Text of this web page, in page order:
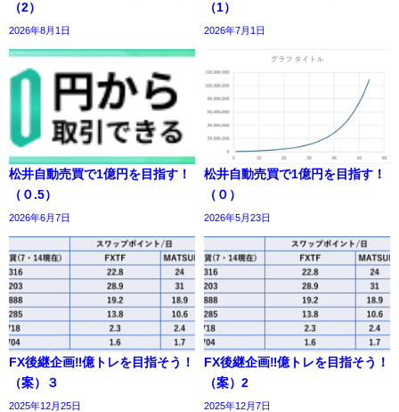
（2）
2026年8月1日
（1）
2026年7月1日
松井自動売買で1億円を目指す！
（０.5）
2026年6月7日
松井自動売買で1億円を目指す！
（０）
2026年5月23日
FX後継企画‼億トレを目指そう！
（案）３
2025年12月25日
FX後継企画‼億トレを目指そう！
（案）2
2025年12月7日